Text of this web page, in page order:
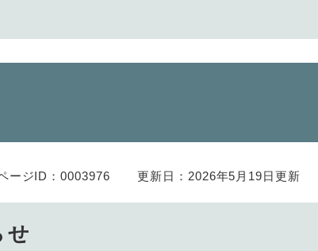
ージID：0003976 更新日：2026年5月19日更新
せ